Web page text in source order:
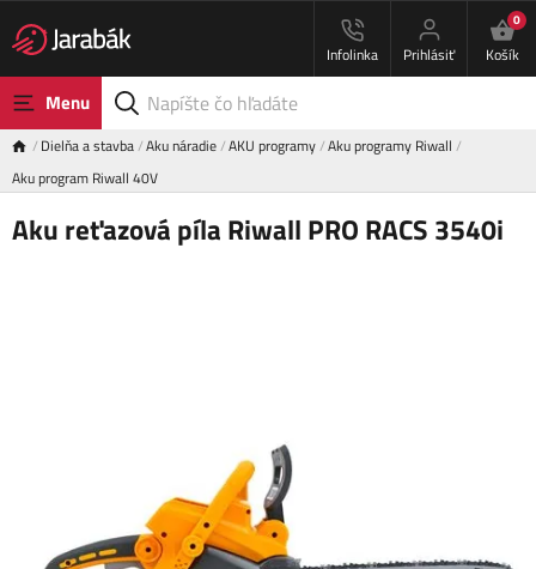
Infolinka Prihlásiť
0
Košík
Menu
Dielňa a stavba Aku náradie AKU programy Aku programy Riwall
Aku program Riwall 40V
Aku reťazová píla Riwall PRO RACS 3540i